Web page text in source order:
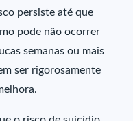
persiste até que
pode não ocorrer
semanas ou mais
ser rigorosamente